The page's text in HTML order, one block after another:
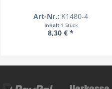
Art-Nr.: K1480-4
Inhalt 1 Stück
8,30 € *